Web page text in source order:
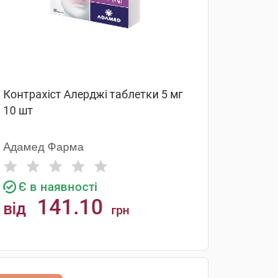
Контрахіст Алерджі таблетки 5 мг
10 шт
Адамед Фарма
Є в наявності
від 141.10 грн